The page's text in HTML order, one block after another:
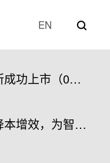
EN
黑芝麻智能港交所成功上市（02533.HK）：车规级SoC领军者加速全球布局
用技术创新实现降本增效，为智能汽车产业发展贡献“芯”力量